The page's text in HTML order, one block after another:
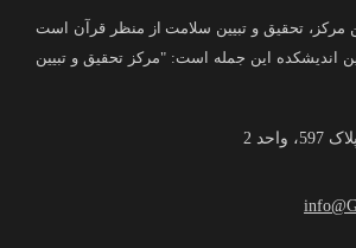
تحقیق و تبیین سلامت از منظر قرآن است
اندیشکده این جمله است: "مرکز تحقیق و تبیین
2